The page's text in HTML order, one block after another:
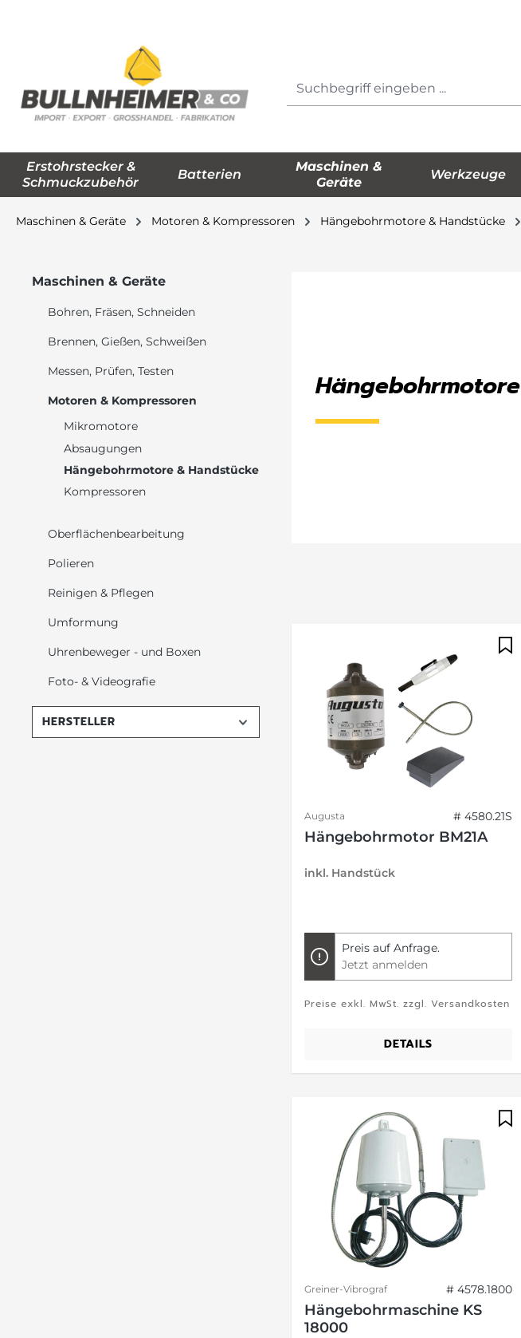
Erstohrstecker &
Schmuckzubehör
Batterien
Maschinen &
Geräte
Werkzeuge
Maschinen & Geräte Motoren & Kompressoren Hängebohrmotore & Handstücke
Maschinen & Geräte
Bohren, Fräsen, Schneiden
Brennen, Gießen, Schweißen
Messen, Prüfen, Testen
Motoren & Kompressoren
Mikromotore
Absaugungen
Hängebohrmotore & Handstücke
Kompressoren
Oberflächenbearbeitung
Polieren
Reinigen & Pflegen
Umformung
Uhrenbeweger - und Boxen
Foto- & Videografie
HERSTELLER
Hängebohrmotore
Augusta # 4580.21S
Hängebohrmotor BM21A
inkl. Handstück
Preis auf Anfrage.
Jetzt anmelden
Preise exkl. MwSt. zzgl. Versandkosten
DETAILS
Greiner-Vibrograf # 4578.1800
Hängebohrmaschine KS
18000